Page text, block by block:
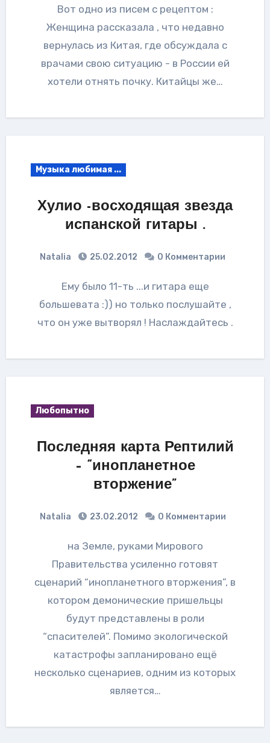
Вот одно из писем с рецептом :
Женщина рассказала , что недавно
вернулась из Китая, где обсуждала с
врачами свою ситуацию - в России ей
хотели отнять почку. Китайцы же…
Музыка любимая ...
Хулио -восходящая звезда
испанской гитары .
Natalia 25.02.2012 0 Комментарии
Ему было 11-ть ...и гитара еще
большевата :)) но только послушайте ,
что он уже вытворял ! Наслаждайтесь .
Любопытно
Последняя карта Рептилий
– “инопланетное
вторжение”
Natalia 23.02.2012 0 Комментарии
на Земле, руками Мирового
Правительства усиленно готовят
сценарий “инопланетного вторжения”, в
котором демонические пришельцы
будут представлены в роли
“спасителей”. Помимо экологической
катастрофы запланировано ещё
несколько сценариев, одним из которых
является…